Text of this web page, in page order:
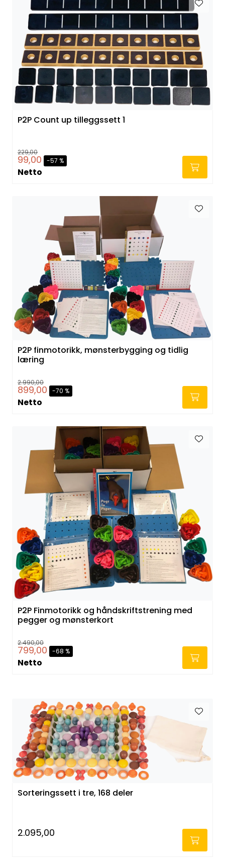
P2P Count up tilleggssett 1
229,00
99,00 -57 %
Netto
P2P finmotorikk, mønsterbygging og tidlig
læring
2.990,00
899,00 -70 %
Netto
P2P Finmotorikk og håndskriftstrening med
pegger og mønsterkort
2.490,00
799,00 -68 %
Netto
Sorteringssett i tre, 168 deler
2.095,00